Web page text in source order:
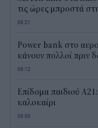
τις ώρες μπροστά
08:21
Power bank στο
κάνουν πολλοί πριν
08:12
Επίδομα παιδιού
καλοκαίρι
08:00